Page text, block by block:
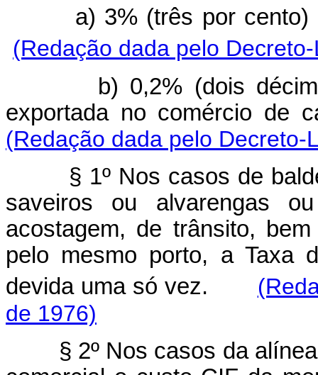
a) 3% (três por cento)
(Redação dada pelo
b) 0,2% (dois décimos
exportada no comércio de
(Redação dada pelo Decreto-
§ 1º Nos casos de
saveiros ou alvarengas
acostagem, de trânsito,
pelo mesmo porto, a Taxa
devida uma só vez.
de 1976)
§ 2º Nos casos da